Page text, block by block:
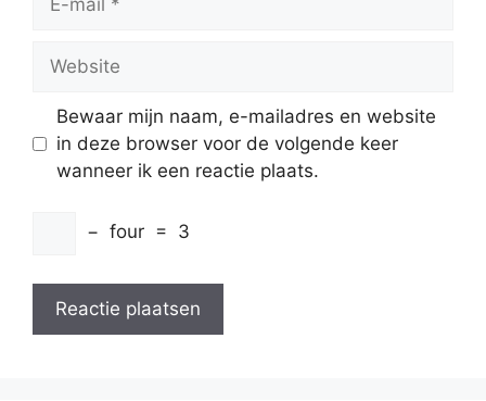
mail
Bewaar mijn naam, e-mailadres en website
in deze browser voor de volgende keer
wanneer ik een reactie plaats.
− four = 3